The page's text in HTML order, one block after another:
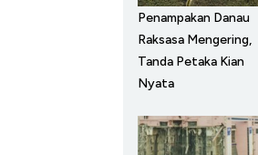
Penampakan Danau
Raksasa Mengering,
Tanda Petaka Kian
Nyata